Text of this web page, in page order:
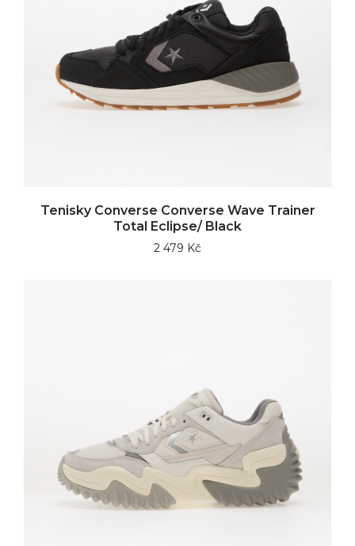
Tenisky Converse Converse Wave Trainer
Total Eclipse/ Black
2 479 Kč